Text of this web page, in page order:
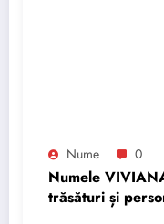
Nume 0
Numele
trăsături și